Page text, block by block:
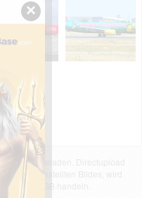
hochgeladen. Directupload
des dargestellten Bildes, wird
AGB handeln.
×